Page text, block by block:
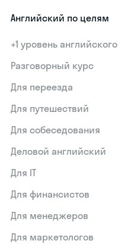
Английский по целям
+1 уровень английского
Разговорный курс
Для переезда
Для путешествий
Для собеседования
Деловой английский
Для IT
Для финансистов
Для менеджеров
Для маркетологов